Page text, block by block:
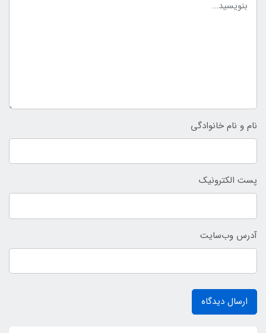
نام و نام خانوادگی
پست الکترونیک
آدرس وب‌سایت
ارسال دیدگاه